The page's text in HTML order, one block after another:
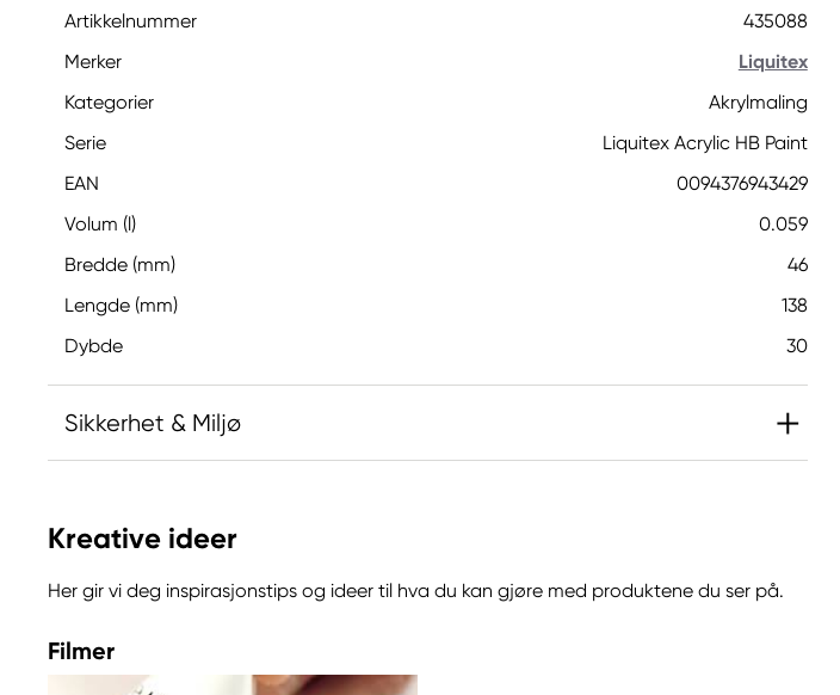
Artikkelnummer
435088
Merker
Liquitex
Kategorier
Akrylmaling
Serie
Liquitex Acrylic HB Paint
EAN
0094376943429
Volum (l)
0.059
Bredde (mm)
46
Lengde (mm)
138
Dybde
30
Sikkerhet & Miljø
allergisk reaksjon.
Inneholder 5-klor-2-metyl-4-isotiazolin-3-on og 2-metyl-4-isotiazolin-
3-on (3:1) og 1,2-benzisotiazol-3(2H)-on (biocid). Kan gi en allergisk
reaksjon.
Ansvarlig EU
Kreative ideer
Her gir vi deg inspirasjonstips og ideer til hva du kan gjøre med produktene du ser på.
Filmer